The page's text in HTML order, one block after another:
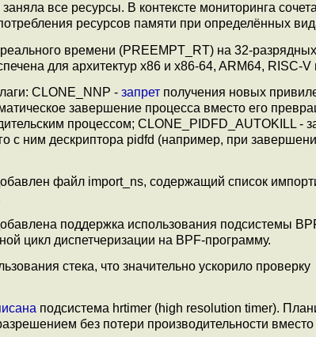
все ресурсы. В контексте мониторинга
ресурсов памяти при определённых
времени (PREEMPT_RT) на 32-
для архитектур x86 и x86-64, ARM64, RISC-V
CLONE_NNP - запрет получения новых
завершение процесса вместо его
процессом; CLONE_PIDFD_AUTOKILL -
с ним дескриптора pidfd (например, при
файл import_ns, содержащий список
поддержка использования подсистемы
цикл диспетчеризации на BPF-программу.
стека, что значительно ускорило проверку
подсистема hrtimer (high resolution timer).
без потери производительности